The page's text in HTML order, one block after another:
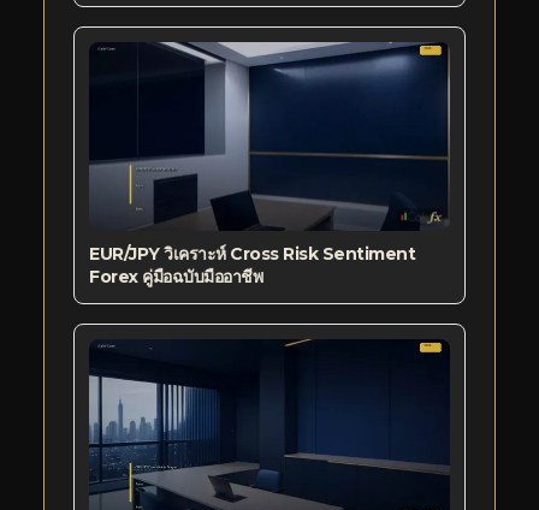
EUR/JPY วิเคราะห์ Cross Risk Sentiment
Forex คู่มือฉบับมืออาชีพ